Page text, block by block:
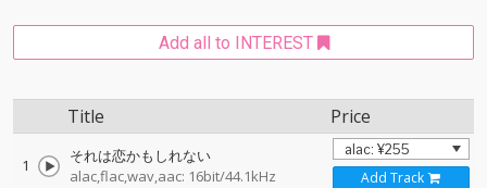
Add all to INTEREST
Title Price
1
それは恋かもしれない
alac,flac,wav,aac: 16bit/44.1kHz
Add Track